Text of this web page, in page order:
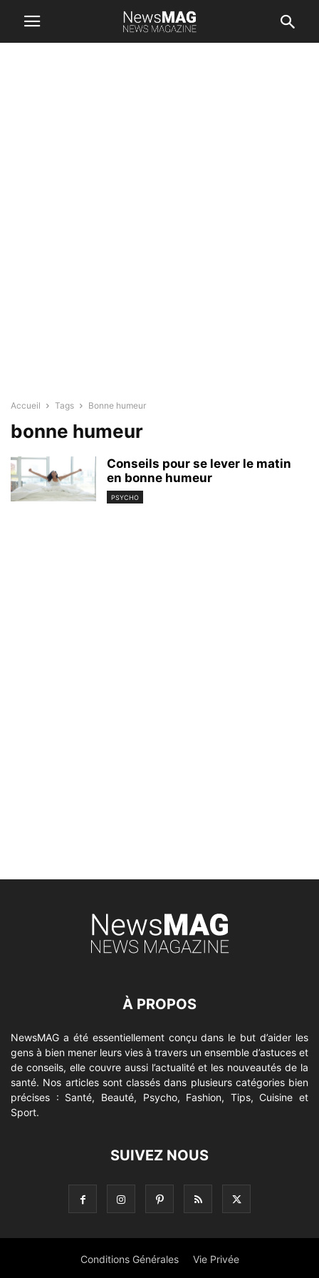
Accueil Tags Bonne humeur
bonne humeur
Conseils pour se lever le matin
en bonne humeur
PSYCHO
À PROPOS
NewsMAG a été essentiellement conçu dans le but d’aider les
gens à bien mener leurs vies à travers un ensemble d’astuces et
de conseils, elle couvre aussi l’actualité et les nouveautés de la
santé. Nos articles sont classés dans plusieurs catégories bien
précises : Santé, Beauté, Psycho, Fashion, Tips, Cuisine et
Sport.
SUIVEZ NOUS
Conditions Générales Vie Privée